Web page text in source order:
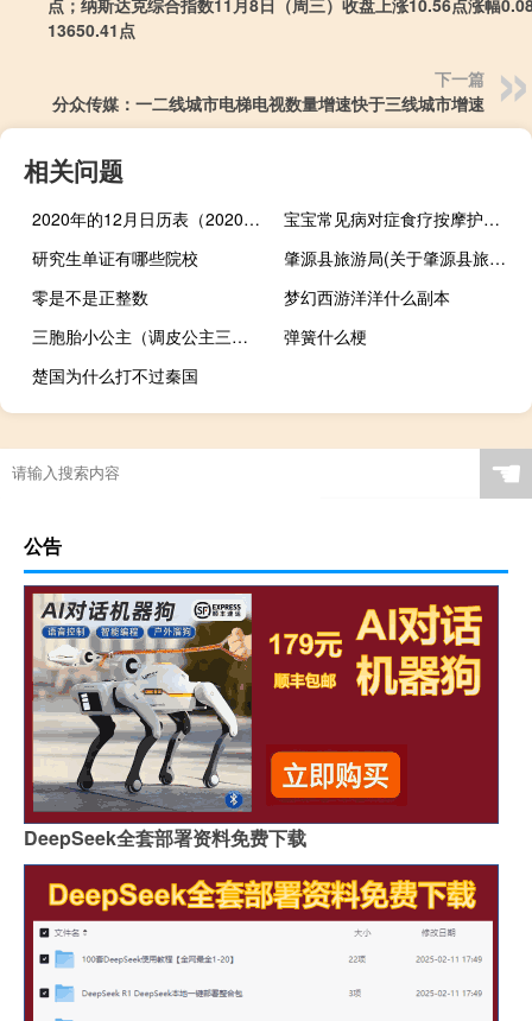
点；纳斯达克综合指数11月8日（周三）收盘上涨10.56点涨幅
13650.41点
下一篇
分众传媒：一二线城市电梯电视数量增速快于三线城市增速
相关问题
2020年的12月日历表（2020年12月日历表）
宝宝常见病对症食疗按摩护理(关于宝宝常见病对症食疗按摩护理简述)
研究生单证有哪些院校
肇源县旅游局(关于肇源县旅游局简述)
零是不是正整数
梦幻西游洋洋什么副本
三胞胎小公主（调皮公主三胞胎）
弹簧什么梗
楚国为什么打不过秦国
☚
公告
DeepSeek全套部署资料免费下载